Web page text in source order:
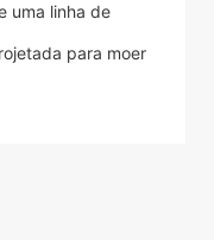
uma linha de
para moer